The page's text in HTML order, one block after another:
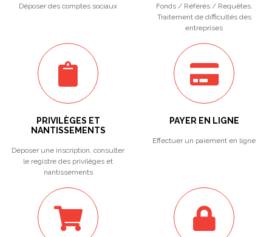
Déposer des comptes sociaux
Fonds / Référés / Requêtes.
Traitement de difficultés des
entreprises
PRIVILÈGES ET
NANTISSEMENTS
Déposer une inscription, consulter
le registre des privilèges et
nantissements
PAYER EN LIGNE
Effectuer un paiement en ligne